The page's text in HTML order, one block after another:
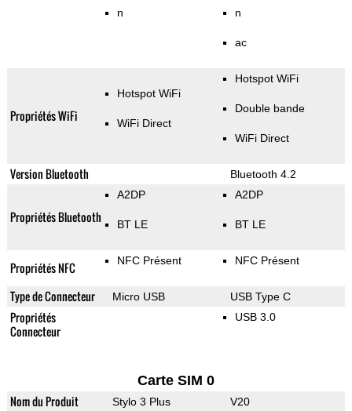
n n
ac
Propriétés WiFi
Hotspot WiFi
WiFi Direct
Hotspot WiFi
Double bande
WiFi Direct
Version Bluetooth Bluetooth 4.2
Propriétés Bluetooth
A2DP
BT LE
A2DP
BT LE
Propriétés NFC NFC Présent NFC Présent
Type de Connecteur Micro USB USB Type C
Propriétés
Connecteur
USB 3.0
Carte SIM 0
Nom du Produit Stylo 3 Plus V20